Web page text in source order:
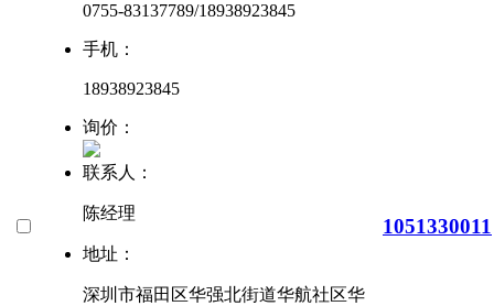
0755-83137789/18938923845
手机：
18938923845
询价：
联系人：
陈经理
地址：
深圳市福田区华强北街道华航社区华
1051330011